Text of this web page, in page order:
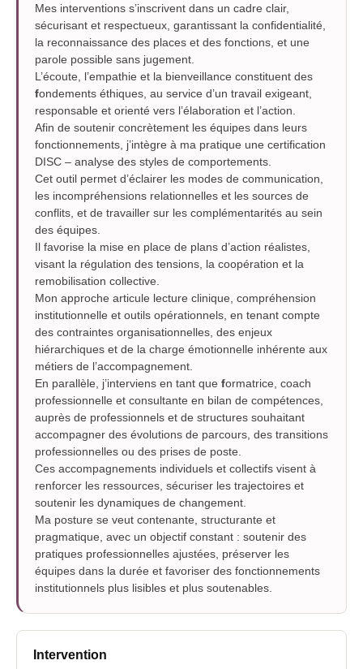
Mes interventions s’inscrivent dans un cadre clair,
sécurisant et respectueux, garantissant la confidentialité,
la reconnaissance des places et des fonctions, et une
parole possible sans jugement.
L’écoute, l’empathie et la bienveillance constituent des
fondements éthiques, au service d’un travail exigeant,
responsable et orienté vers l’élaboration et l’action.
Afin de soutenir concrètement les équipes dans leurs
fonctionnements, j’intègre à ma pratique une certification
DISC – analyse des styles de comportements.
Cet outil permet d’éclairer les modes de communication,
les incompréhensions relationnelles et les sources de
conflits, et de travailler sur les complémentarités au sein
des équipes.
Il favorise la mise en place de plans d’action réalistes,
visant la régulation des tensions, la coopération et la
remobilisation collective.
Mon approche articule lecture clinique, compréhension
institutionnelle et outils opérationnels, en tenant compte
des contraintes organisationnelles, des enjeux
hiérarchiques et de la charge émotionnelle inhérente aux
métiers de l’accompagnement.
En parallèle, j’interviens en tant que formatrice, coach
professionnelle et consultante en bilan de compétences,
auprès de professionnels et de structures souhaitant
accompagner des évolutions de parcours, des transitions
professionnelles ou des prises de poste.
Ces accompagnements individuels et collectifs visent à
renforcer les ressources, sécuriser les trajectoires et
soutenir les dynamiques de changement.
Ma posture se veut contenante, structurante et
pragmatique, avec un objectif constant : soutenir des
pratiques professionnelles ajustées, préserver les
équipes dans la durée et favoriser des fonctionnements
institutionnels plus lisibles et plus soutenables.
Intervention